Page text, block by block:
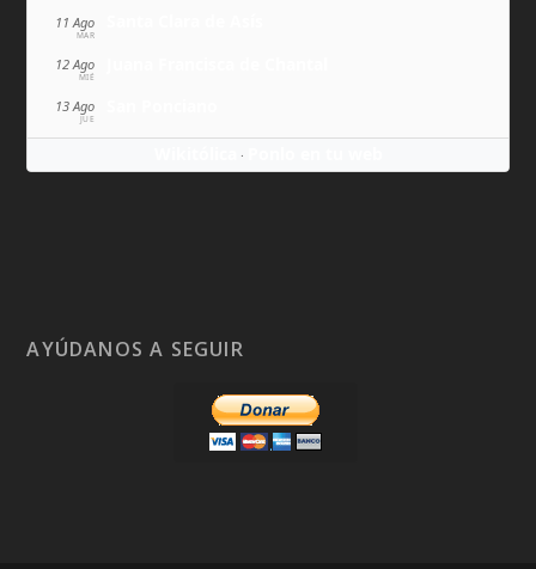
11 Ago
MAR
12 Ago
MIÉ
13 Ago
JUE
·
AYÚDANOS A SEGUIR